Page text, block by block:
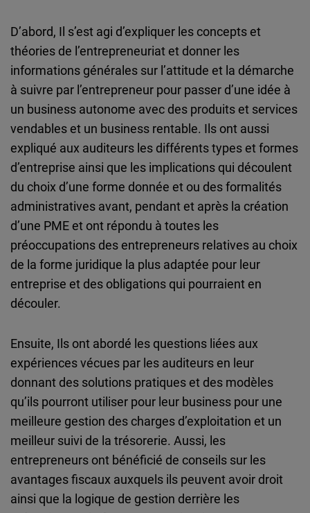
D’abord, Il s’est agi d’expliquer les concepts et
théories de l’entrepreneuriat et donner les
informations générales sur l’attitude et la démarche
à suivre par l’entrepreneur pour passer d’une idée à
un business autonome avec des produits et services
vendables et un business rentable. Ils ont aussi
expliqué aux auditeurs les différents types et formes
d’entreprise ainsi que les implications qui découlent
du choix d’une forme donnée et ou des formalités
administratives avant, pendant et après la création
d’une PME et ont répondu à toutes les
préoccupations des entrepreneurs relatives au choix
de la forme juridique la plus adaptée pour leur
entreprise et des obligations qui pourraient en
découler.
Ensuite, Ils ont abordé les questions liées aux
expériences vécues par les auditeurs en leur
donnant des solutions pratiques et des modèles
qu’ils pourront utiliser pour leur business pour une
meilleure gestion des charges d’exploitation et un
meilleur suivi de la trésorerie. Aussi, les
entrepreneurs ont bénéficié de conseils sur les
avantages fiscaux auxquels ils peuvent avoir droit
ainsi que la logique de gestion derrière les